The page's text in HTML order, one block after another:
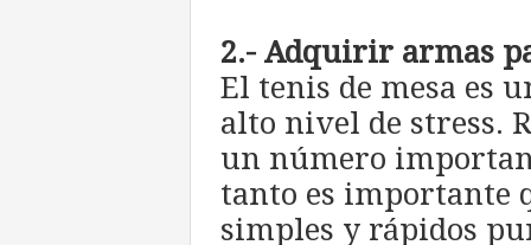
2.- Adquirir armas
El tenis de mesa es
alto nivel de stress.
un número
tanto es importante
simples y rápidos